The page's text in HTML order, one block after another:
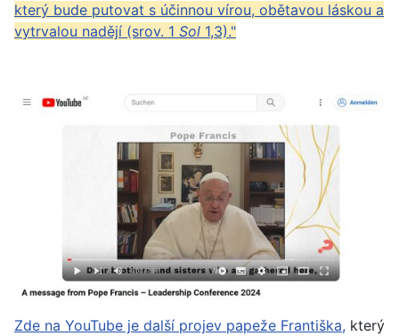
který bude putovat s účinnou vírou, obětavou láskou a
vytrvalou nadějí (srov. 1 Sol 1,3)."
Zde na YouTube je další projev papeže Františka, který